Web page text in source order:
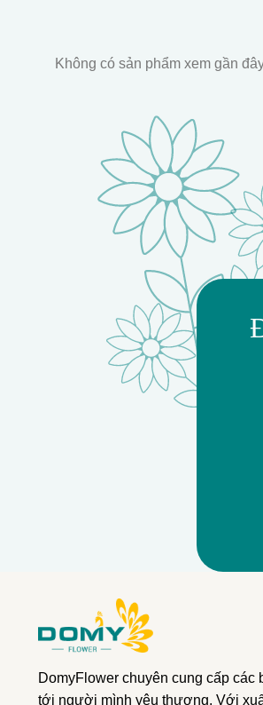
Không có sản phẩm xem gần
DomyFlower chuyên cung cấp các
tới người mình yêu thương. Với